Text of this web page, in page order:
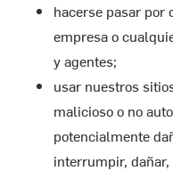
hacerse pasar por
empresa o
y agentes;
usar nuestros
malicioso o no
potencialmente
interrumpir,